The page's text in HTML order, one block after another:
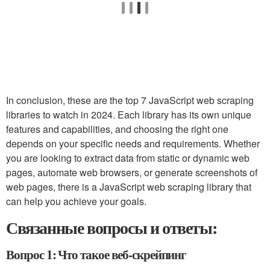
In conclusion, these are the top 7 JavaScript web scraping
libraries to watch in 2024. Each library has its own unique
features and capabilities, and choosing the right one
depends on your specific needs and requirements. Whether
you are looking to extract data from static or dynamic web
pages, automate web browsers, or generate screenshots of
web pages, there is a JavaScript web scraping library that
can help you achieve your goals.
Связанные вопросы и ответы:
Вопрос 1: Что такое веб-скрейпинг